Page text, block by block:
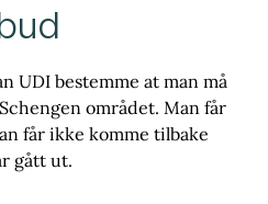
UDI bestemme at man må
området. Man får
får ikke komme tilbake
gått ut.